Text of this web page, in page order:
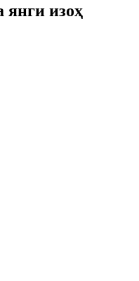
янги изоҳ